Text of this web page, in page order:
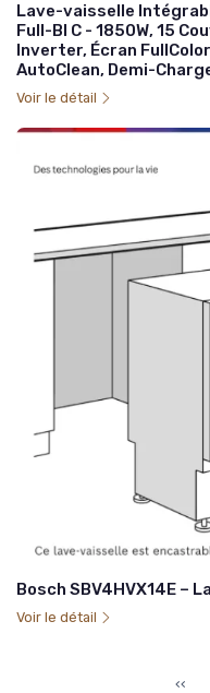
Lave-vaisselle
Full-BI C - 1850W, 15
Inverter, Écran
AutoClean, Demi-
Voir le détail
Bosch SBV4HVX14E –
Voir le détail
‹‹